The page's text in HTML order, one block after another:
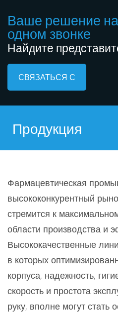
Ваше решение
одном звонке
Найдите
СВЯЗАТЬСЯ С
Продукция
Фармацевтическая
высококонкурентный
стремится к
области производства и
Высококачественные
в которых
корпуса, надежность,
скорость и простота
руку, вполне могут стать